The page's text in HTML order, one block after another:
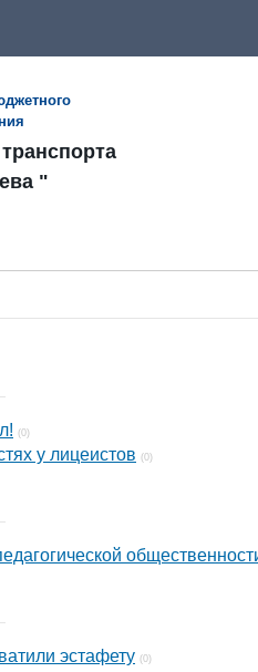
"
(0)
у лицеистов (0)
эстафету (0)